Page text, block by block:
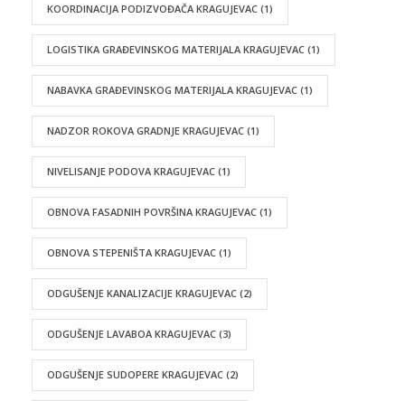
KOORDINACIJA PODIZVOĐAČA KRAGUJEVAC (1)
LOGISTIKA GRAĐEVINSKOG MATERIJALA KRAGUJEVAC (1)
NABAVKA GRAĐEVINSKOG MATERIJALA KRAGUJEVAC (1)
NADZOR ROKOVA GRADNJE KRAGUJEVAC (1)
NIVELISANJE PODOVA KRAGUJEVAC (1)
OBNOVA FASADNIH POVRŠINA KRAGUJEVAC (1)
OBNOVA STEPENIŠTA KRAGUJEVAC (1)
ODGUŠENJE KANALIZACIJE KRAGUJEVAC (2)
ODGUŠENJE LAVABOA KRAGUJEVAC (3)
ODGUŠENJE SUDOPERE KRAGUJEVAC (2)